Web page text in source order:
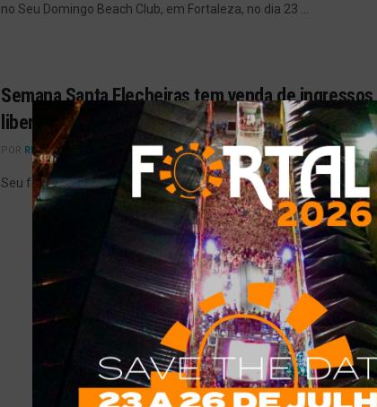
no Seu Domingo Beach Club, em Fortaleza, no dia 23 ...
Semana Santa Flecheiras tem venda de ingressos
liberada; saiba como comprar
POR REDAÇÃO HÁ 4 ANOS 0
Seu feriadão de Páscoa já tem lugar e data certos para a diversão!